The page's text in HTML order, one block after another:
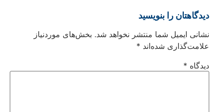
دیدگاهتان را بنویسید
نشانی ایمیل شما منتشر نخواهد شد. بخش‌های موردنیاز
علامت‌گذاری شده‌اند *
دیدگاه *